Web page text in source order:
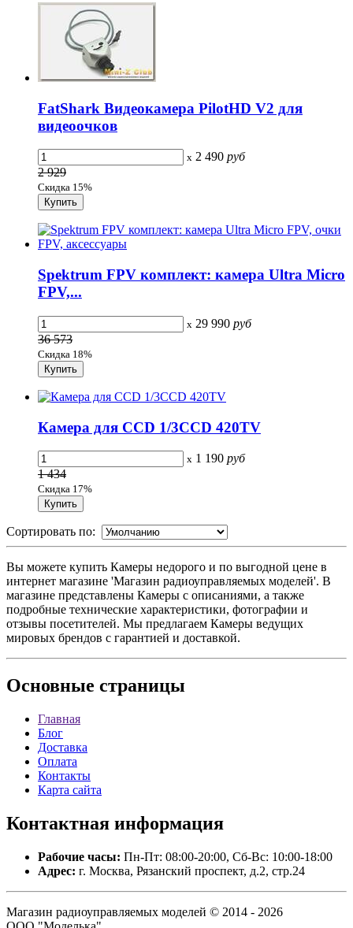
FatShark Видеокамера PilotHD V2 для
видеоочков
x 2 490 руб
2 929
Скидка 15%
Spektrum FPV комплект: камера Ultra Micro
FPV,...
x 29 990 руб
36 573
Скидка 18%
Камера для CCD 1/3CCD 420TV
x 1 190 руб
1 434
Скидка 17%
Сортировать по:
Вы можете купить Камеры недорого и по выгодной цене в
интернет магазине 'Магазин радиоуправляемых моделей'. В
магазине представлены Камеры с описаниями, а также
подробные технические характеристики, фотографии и
отзывы посетителей. Мы предлагаем Камеры ведущих
мировых брендов с гарантией и доставкой.
Основные страницы
Главная
Блог
Доставка
Оплата
Контакты
Карта сайта
Контактная информация
Рабочие часы: Пн-Пт: 08:00-20:00, Сб-Вс: 10:00-18:00
Адрес: г. Москва, Рязанский проспект, д.2, стр.24
Магазин радиоуправляемых моделей © 2014 - 2026